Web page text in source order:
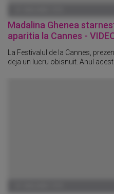
Madalina Ghenea
aparitia la Cannes -
La Festivalul de la Cannes,
deja un lucru obisnuit. Anul